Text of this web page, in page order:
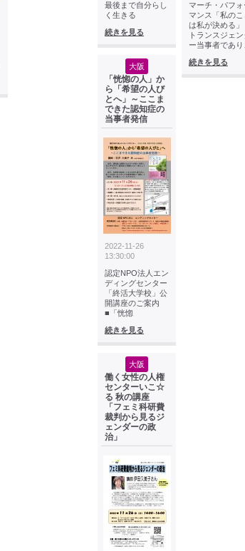
最後まで自分らし
く生きる
続きを見る
大阪
「恍惚の人」か
ら「希望の人び
とへ」～ここま
できた認知症の
当事者発信
2022-11-26
13:30:00
認定NPO法人エン
ディングセンター
「終活大学校」公
開講座のご案内
■「恍惚
続きを見る
大阪
働く女性の人権
センターいこ☆
る 秋の講座
「フェミ科研費
裁判から見るジ
ェンダーの政
治」
マーチ・パフォ
マンス「私のこ
は私が決める」
トランスジェ
ー当事者であり
続きを見る